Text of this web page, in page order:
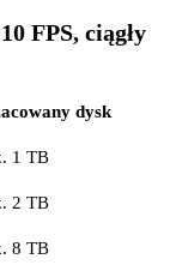
FPS, ciągły
dysk
1 TB
2 TB
8 TB